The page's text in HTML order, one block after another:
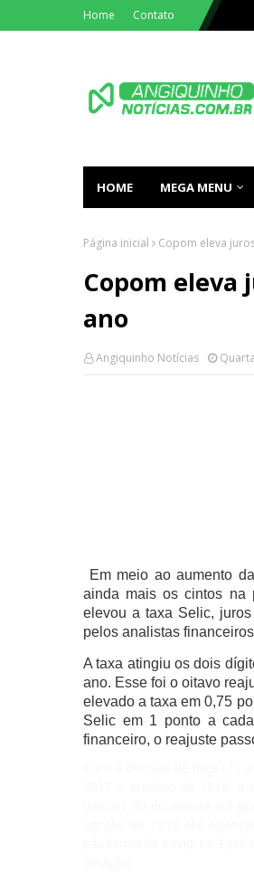
Home Contato
HOME MEGA MENU
Página inicial Copom eleva
Copom eleva
ano
Angiquinho Notícias
Em meio ao aumento
ainda mais os cintos na
elevou a taxa Selic,
pelos analistas
A taxa atingiu os dois
ano. Esse foi o oitavo
elevado a taxa em 0,75
Selic em 1 ponto a
financeiro, o reajuste